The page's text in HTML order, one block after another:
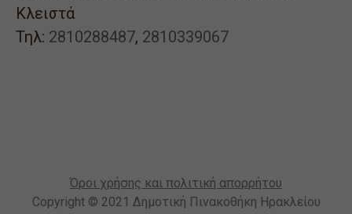
Κλειστά
Τηλ: 2810288487, 2810339067
Όροι χρήσης και πολιτική απορρήτου
Copyright © 2021 Δημοτική Πινακοθήκη Ηρακλείου